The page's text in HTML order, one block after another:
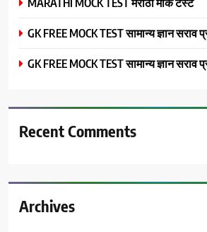
GK FREE MOCK TEST सामान्य ज्ञान सराव
GK FREE MOCK TEST सामान्य ज्ञान सराव
Recent Comments
Archives